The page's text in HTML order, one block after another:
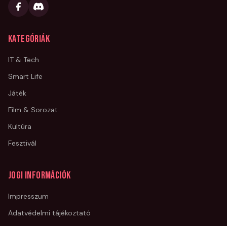
Kategóriák
IT & Tech
Smart Life
Játék
Film & Sorozat
Kultúra
Fesztivál
Jogi információk
Impresszum
Adatvédelmi tájékoztató